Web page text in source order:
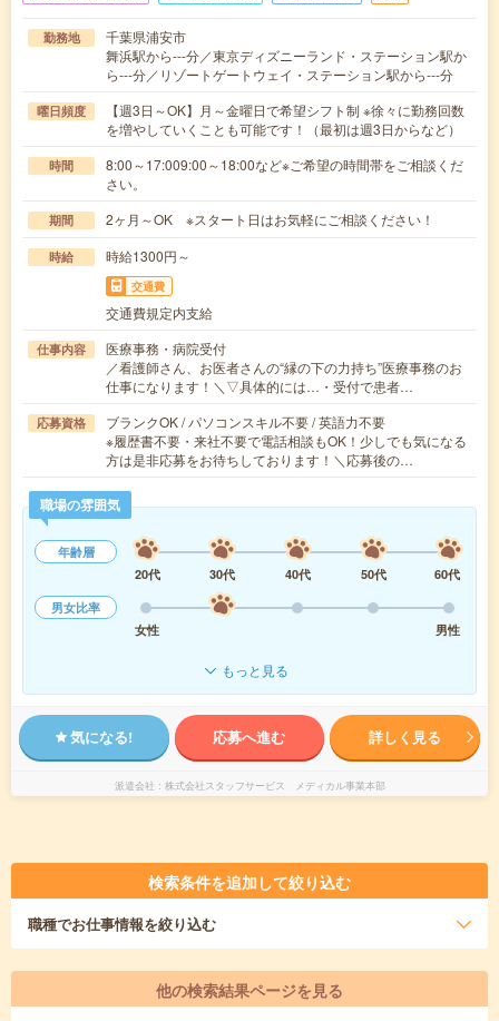
勤務地
千葉県浦安市
舞浜駅から---分／東京ディズニーランド・ステーション駅か
ら---分／リゾートゲートウェイ・ステーション駅から---分
曜日頻度
【週3日～OK】月～金曜日で希望シフト制 ※徐々に勤務回数
を増やしていくことも可能です！（最初は週3日からなど）
時間
8:00～17:009:00～18:00など※ご希望の時間帯をご相談くだ
さい。
期間 2ヶ月～OK ※スタート日はお気軽にご相談ください！
時給 時給1300円～
交通費
交通費規定内支給
仕事内容
医療事務・病院受付
／看護師さん、お医者さんの“縁の下の力持ち”医療事務のお
仕事になります！＼▽具体的には…・受付で患者…
応募資格
ブランクOK / パソコンスキル不要 / 英語力不要
※履歴書不要・来社不要で電話相談もOK！少しでも気になる
方は是非応募をお待ちしております！＼応募後の…
職場の雰囲気
年齢層
20代
30代 40代 50代
60代
男女比率
女性
男性
もっと見る
気になる! 応募へ進む 詳しく見る
派遣会社 株式会社スタッフサービス メディカル事業本部
検索条件を追加して絞り込む
職種でお仕事情報を絞り込む
他の検索結果ページを見る